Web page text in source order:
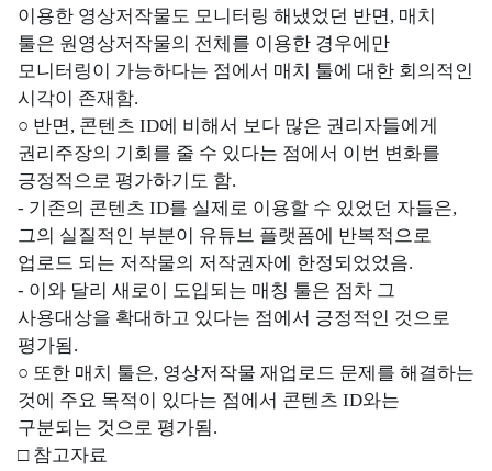
이용한 영상저작물도 모니터링 해냈었던 반면, 매치
툴은 원영상저작물의 전체를 이용한 경우에만
모니터링이 가능하다는 점에서 매치 툴에 대한 회의적인
시각이 존재함.
○ 반면, 콘텐츠 ID에 비해서 보다 많은 권리자들에게
권리주장의 기회를 줄 수 있다는 점에서 이번 변화를
긍정적으로 평가하기도 함.
- 기존의 콘텐츠 ID를 실제로 이용할 수 있었던 자들은,
그의 실질적인 부분이 유튜브 플랫폼에 반복적으로
업로드 되는 저작물의 저작권자에 한정되었었음.
- 이와 달리 새로이 도입되는 매칭 툴은 점차 그
사용대상을 확대하고 있다는 점에서 긍정적인 것으로
평가됨.
○ 또한 매치 툴은, 영상저작물 재업로드 문제를 해결하는
것에 주요 목적이 있다는 점에서 콘텐츠 ID와는
구분되는 것으로 평가됨.
□ 참고자료